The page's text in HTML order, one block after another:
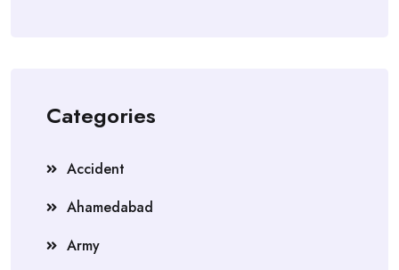
Categories
Accident
Ahamedabad
Army